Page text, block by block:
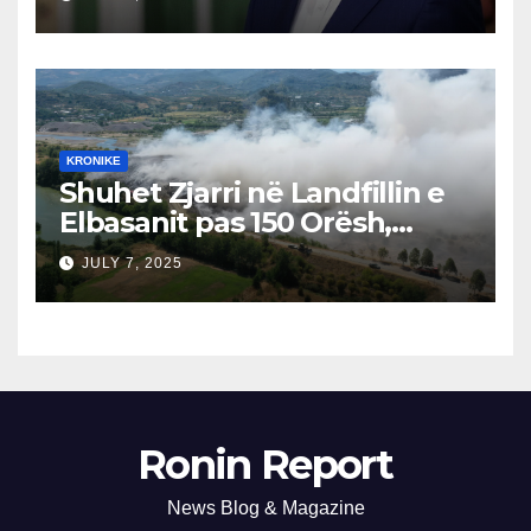
Përgjegjës
KRONIKE
Shuhet Zjarri në Landfillin e
Elbasanit pas 150 Orësh,
Fillon Vlerësimi i Dëmeve
JULY 7, 2025
Ronin Report
News Blog & Magazine